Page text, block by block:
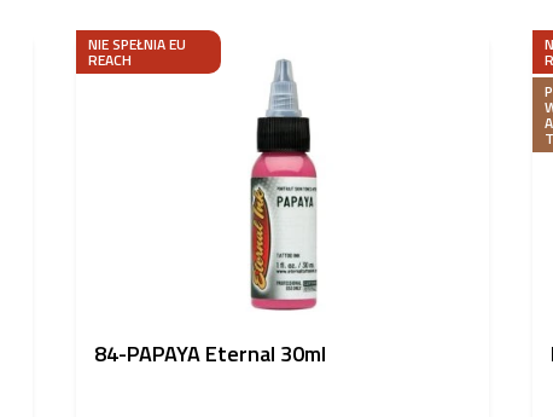
NIE SPEŁNIA EU
REACH
84-PAPAYA Eternal 30ml